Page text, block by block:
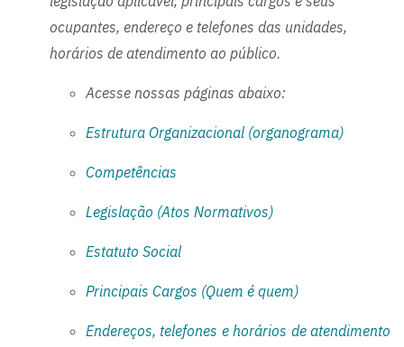
ocupantes, endereço e telefones das unidades,
horários de atendimento ao público.
Acesse nossas páginas abaixo:
Estrutura Organizacional (organograma)
Competências
Legislação (Atos Normativos)
Estatuto Social
Principais Cargos (Quem é quem)
Endereços, telefones e horários de atendimento